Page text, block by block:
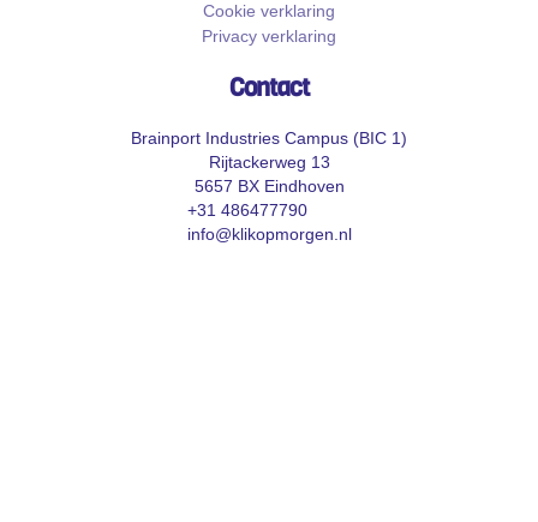
Cookie verklaring
Privacy verklaring
Contact
Brainport Industries Campus (BIC 1)
Rijtackerweg 13
5657 BX Eindhoven
+31 486477790
info@klikopmorgen.nl